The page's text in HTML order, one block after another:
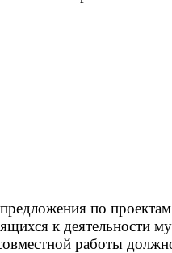
по
к деятельности
работы